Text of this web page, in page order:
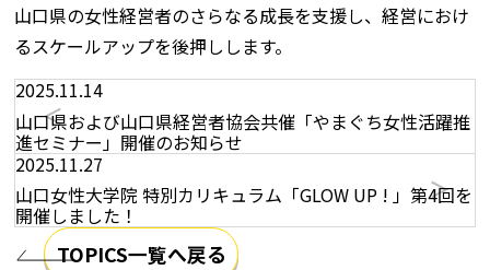
山口県の女性経営者のさらなる成長を支援し、経営におけ
るスケールアップを後押しします。
2025.11.14
山口県および山口県経営者協会共催「やまぐち女性活躍推
進セミナー」開催のお知らせ
2025.11.27
山口女性大学院 特別カリキュラム「GLOW UP ! 」第4回を
開催しました！
TOPICS一覧へ戻る